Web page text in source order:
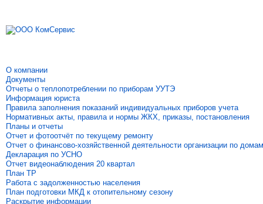
О компании
Документы
Отчеты о теплопотреблении по приборам УУТЭ
Информация юриста
Правила заполнения показаний индивидуальных приборов учета
Нормативных акты, правила и нормы ЖКХ, приказы, постановления
Планы и отчеты
Отчет и фотоотчёт по текущему ремонту
Отчет о финансово-хозяйственной деятельности организации по домам
Декларация по УСНО
Отчет видеонаблюдения 20 квартал
План ТР
Работа с задолженностью населения
План подготовки МКД к отопительному сезону
Раскрытие информации